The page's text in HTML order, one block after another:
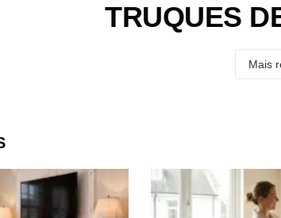
TRUQUES